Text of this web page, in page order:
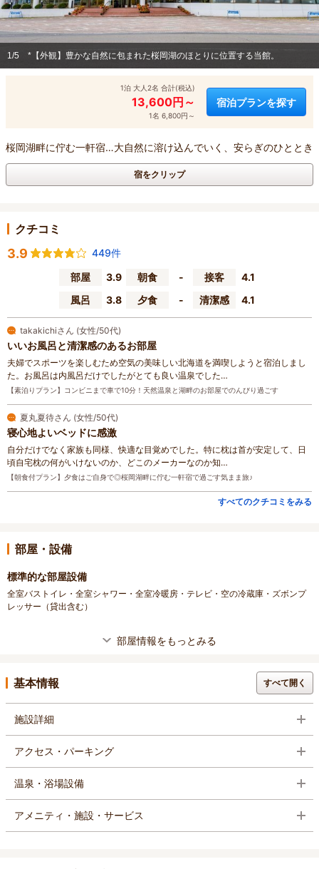
1/5 *【外観】豊かな自然に包まれた桜岡湖のほとりに位置する当館。
1泊 大人2名 合計(税込)
13,600円～
1名 6,800円～
宿泊プランを探す
桜岡湖畔に佇む一軒宿…大自然に溶け込んでいく、安らぎのひととき
宿をクリップ
クチコミ
3.9
449件
部屋
3.9 朝食 - 接客
4.1
風呂
3.8 夕食 - 清潔感 4.1
takakichiさん (女性/50代)
いいお風呂と清潔感のあるお部屋
夫婦でスポーツを楽しむため空気の美味しい北海道を満喫しようと宿泊しまし
た。お風呂は内風呂だけでしたがとても良い温泉でした…
【素泊りプラン】コンビニまで車で10分！天然温泉と湖畔のお部屋でのんびり過ごす
夏丸夏待さん (女性/50代)
寝心地よいベッドに感激
自分だけでなく家族も同様、快適な目覚めでした。特に枕は首が安定して、日
頃自宅枕の何がいけないのか、どこのメーカーなのか知…
【朝食付プラン】夕食はご自身で◎桜岡湖畔に佇む一軒宿で過ごす気まま旅♪
すべてのクチコミをみる
部屋・設備
標準的な部屋設備
全室バストイレ・全室シャワー・全室冷暖房・テレビ・空の冷蔵庫・ズボンプ
レッサー（貸出含む）
部屋情報をもっとみる
基本情報 すべて開く
施設詳細
アクセス・パーキング
温泉・浴場設備
アメニティ・施設・サービス